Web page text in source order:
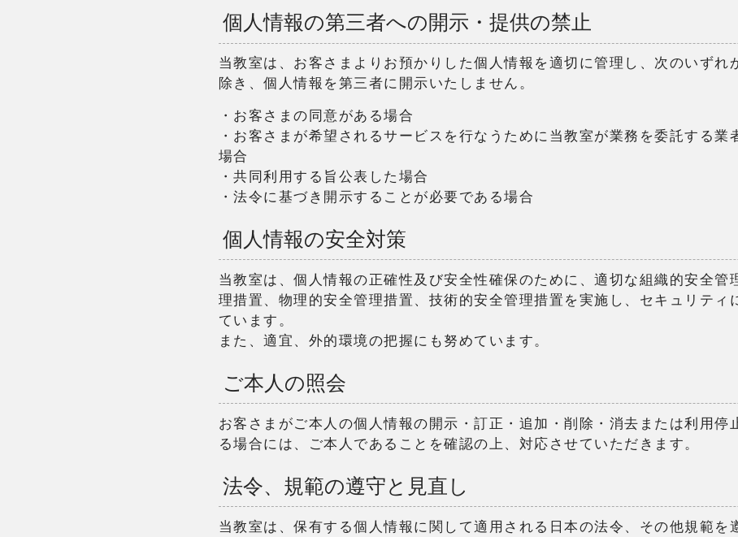
個人情報の第三者への開示・提供の禁止
当教室は、お客さまよりお預かりした個人情報を適切に管理し、次のいずれ
除き、個人情報を第三者に開示いたしません。
・お客さまの同意がある場合
・お客さまが希望されるサービスを行なうために当教室が業務を委託する業
場合
・共同利用する旨公表した場合
・法令に基づき開示することが必要である場合
個人情報の安全対策
当教室は、個人情報の正確性及び安全性確保のために、適切な組織的安全管
理措置、物理的安全管理措置、技術的安全管理措置を実施し、セキュリティ
ています。
また、適宜、外的環境の把握にも努めています。
ご本人の照会
お客さまがご本人の個人情報の開示・訂正・追加・削除・消去または利用停
る場合には、ご本人であることを確認の上、対応させていただきます。
法令、規範の遵守と見直し
当教室は、保有する個人情報に関して適用される日本の法令、その他規範を